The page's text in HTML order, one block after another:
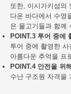
또한, 이시가키섬의
다운 바다에서 수영
은 물고기들과 함께
POINT.3 투어 중에
투어 중에 촬영한
아름다운 추억을 프
POINT.4 안전을 위
수난 구조원 자격을